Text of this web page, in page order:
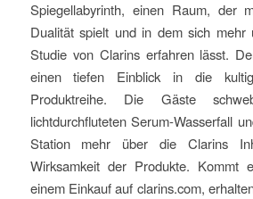
Spiegellabyrinth, einen Raum, der
Dualität spielt und in dem sich mehr
Studie von Clarins erfahren lässt.
einen tiefen Einblick in die
Produktreihe. Die Gäste
lichtdurchfluteten Serum-Wasserfall
Station mehr über die Clarins
Wirksamkeit der Produkte. Kommt
einem Einkauf auf clarins.com,